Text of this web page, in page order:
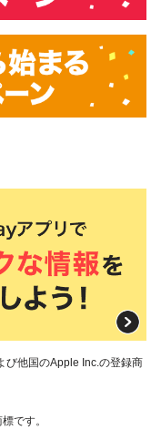
び他国のApple Inc.の登録商
です。